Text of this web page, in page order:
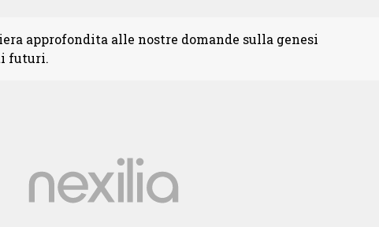
approfondita alle nostre domande sulla genesi
futuri.